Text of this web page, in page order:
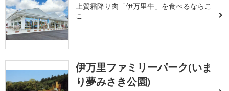
上質霜降り肉「伊万里牛」を食べるならこ
こ
伊万里ファミリーパーク(いま
り夢みさき公園)